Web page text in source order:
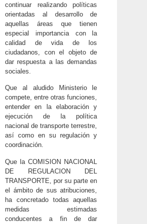
continuar realizando políticas
orientadas al desarrollo de
aquellas áreas que tienen
especial importancia con la
calidad de vida de los
ciudadanos, con el objeto de
dar respuesta a las demandas
sociales.
Que al aludido Ministerio le
compete, entre otras funciones,
entender en la elaboración y
ejecución de la política
nacional de transporte terrestre,
así como en su regulación y
coordinación.
Que la COMISION NACIONAL
DE REGULACION DEL
TRANSPORTE, por su parte en
el ámbito de sus atribuciones,
ha concretado todas aquellas
medidas estimadas
conducentes a fin de dar